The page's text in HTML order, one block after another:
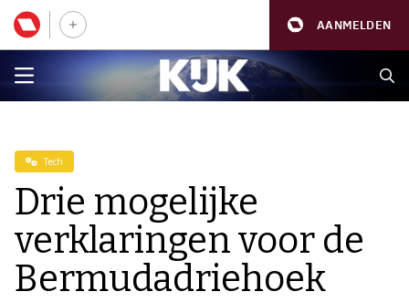
AANMELDEN
Tech
Drie mogelijke
verklaringen voor de
Bermudadriehoek